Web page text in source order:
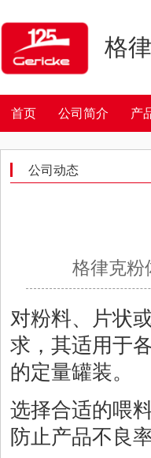
格
首页 公司简介 产
公司动态
格律克
对粉料、片状
求，其适用于
的定量罐装。
选择合适的喂
防止产品不良率